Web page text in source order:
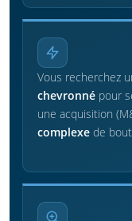
Vous recherchez
chevronné pour
une acquisition
complexe de